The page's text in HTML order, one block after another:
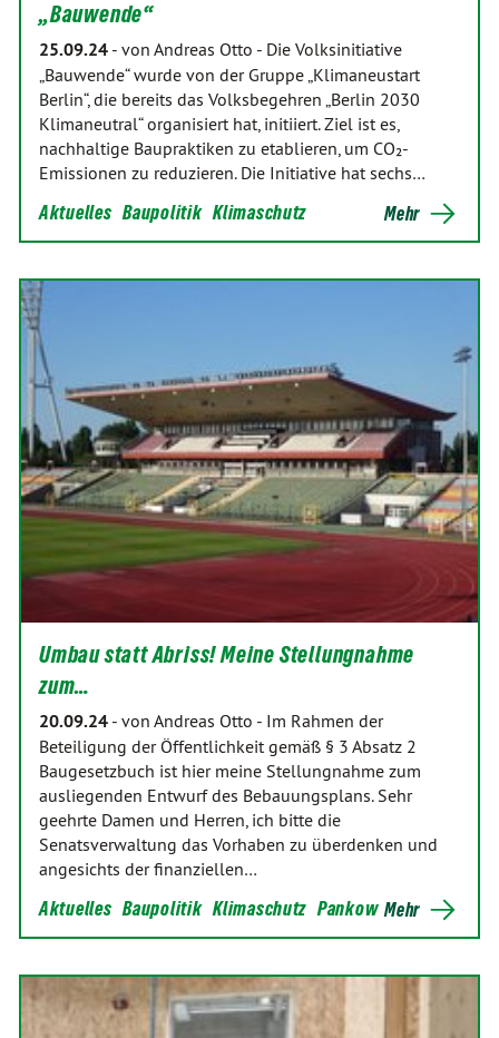
„Bauwende“
25.09.24 - von Andreas Otto - Die Volksinitiative
„Bauwende“ wurde von der Gruppe „Klimaneustart
Berlin“, die bereits das Volksbegehren „Berlin 2030
Klimaneutral“ organisiert hat, initiiert. Ziel ist es,
nachhaltige Baupraktiken zu etablieren, um CO₂-
Emissionen zu reduzieren. Die Initiative hat sechs…
Aktuelles Baupolitik Klimaschutz Mehr
Umbau statt Abriss! Meine Stellungnahme
zum…
20.09.24 - von Andreas Otto - Im Rahmen der
Beteiligung der Öffentlichkeit gemäß § 3 Absatz 2
Baugesetzbuch ist hier meine Stellungnahme zum
ausliegenden Entwurf des Bebauungsplans. Sehr
geehrte Damen und Herren, ich bitte die
Senatsverwaltung das Vorhaben zu überdenken und
angesichts der finanziellen…
Aktuelles Baupolitik Klimaschutz Pankow Mehr